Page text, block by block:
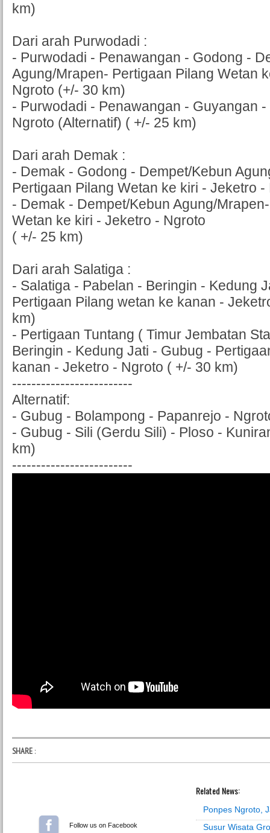
km)
Dari arah Purwodadi :
- Purwodadi - Penawangan - Godong -
Agung/Mrapen- Pertigaan Pilang Wetan
Ngroto (+/- 30 km)
- Purwodadi - Penawangan - Guyangan
Ngroto (Alternatif) ( +/- 25 km)
Dari arah Demak :
- Demak - Godong - Dempet/Kebun
Pertigaan Pilang Wetan ke kiri - Jeketro
- Demak - Dempet/Kebun Agung/
Wetan ke kiri - Jeketro - Ngroto
( +/- 25 km)
Dari arah Salatiga :
- Salatiga - Pabelan - Beringin - Kedung
Pertigaan Pilang wetan ke kanan -
km)
- Pertigaan Tuntang ( Timur Jembatan
Beringin - Kedung Jati - Gubug -
kanan - Jeketro - Ngroto ( +/- 30 km)
-------------------------
Alternatif:
- Gubug - Bolampong - Papanrejo -
- Gubug - Sili (Gerdu Sili) - Ploso -
km)
-------------------------
SHARE :
Follow us on Facebook
Related News:
Ponpes Ngroto,
Susur Wisata